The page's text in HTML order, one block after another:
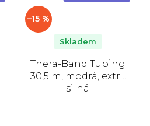
–15 %
Thera-Band Tubing
30,5 m, modrá, extra
silná
Skladem